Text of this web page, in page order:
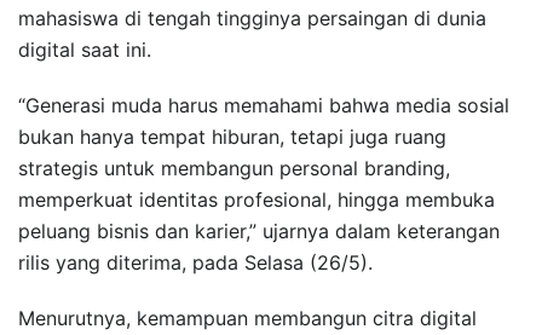
mahasiswa di tengah tingginya persaingan di dunia
digital saat ini.
“Generasi muda harus memahami bahwa media sosial
bukan hanya tempat hiburan, tetapi juga ruang
strategis untuk membangun personal branding,
memperkuat identitas profesional, hingga membuka
peluang bisnis dan karier,” ujarnya dalam keterangan
rilis yang diterima, pada Selasa (26/5).
Menurutnya, kemampuan membangun citra digital